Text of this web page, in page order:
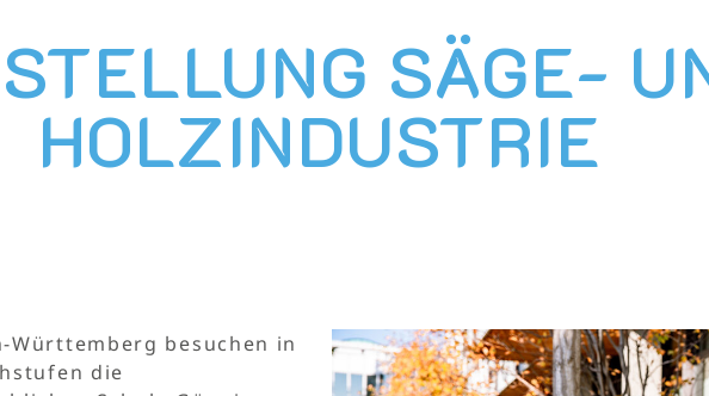
SÄGE-
HOLZINDUSTRIE
Württemberg besuchen in
die